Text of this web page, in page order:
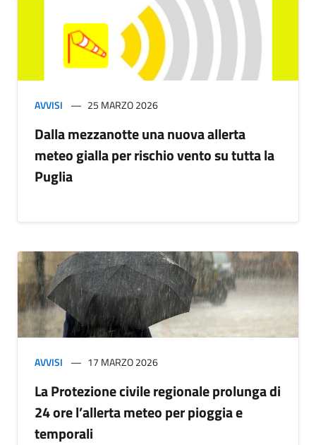
AVVISI 25 MARZO 2026
Dalla mezzanotte una nuova allerta
meteo gialla per rischio vento su tutta la
Puglia
AVVISI 17 MARZO 2026
La Protezione civile regionale prolunga di
24 ore l’allerta meteo per pioggia e
temporali